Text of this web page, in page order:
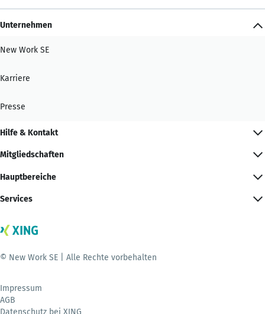
Unternehmen
New Work SE
Karriere
Presse
Hilfe & Kontakt
Mitgliedschaften
Hauptbereiche
Services
© New Work SE | Alle Rechte vorbehalten
Impressum
AGB
Datenschutz bei XING